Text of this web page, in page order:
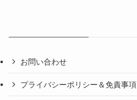
お問い合わせ
プライバシーポリシー＆免責事項